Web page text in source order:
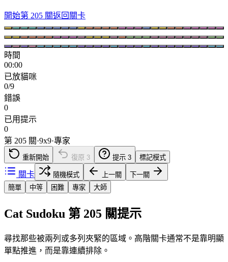
開始第 205 關返回關卡
時間
00:00
已放貓咪
0/9
錯誤
0
已用提示
0
第 205 關·9x9·專家
重新開始 復原 3 提示 3 標記模式
關卡 隨機模式 上一關
下一關
簡單
中等 困難 專家 大師
Cat Sudoku 第 205 關提示
尋找那些被兩列或多列夾緊的區域。高階關卡通常不是靠明顯
單點推進，而是靠連續排除。